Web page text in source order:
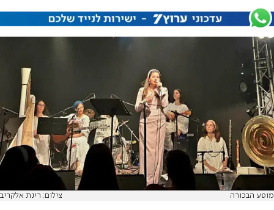
מופע הבכורה צילום: רינת אלקריב